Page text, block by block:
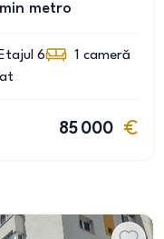
metro
Etajul 6 1 cameră
85 000